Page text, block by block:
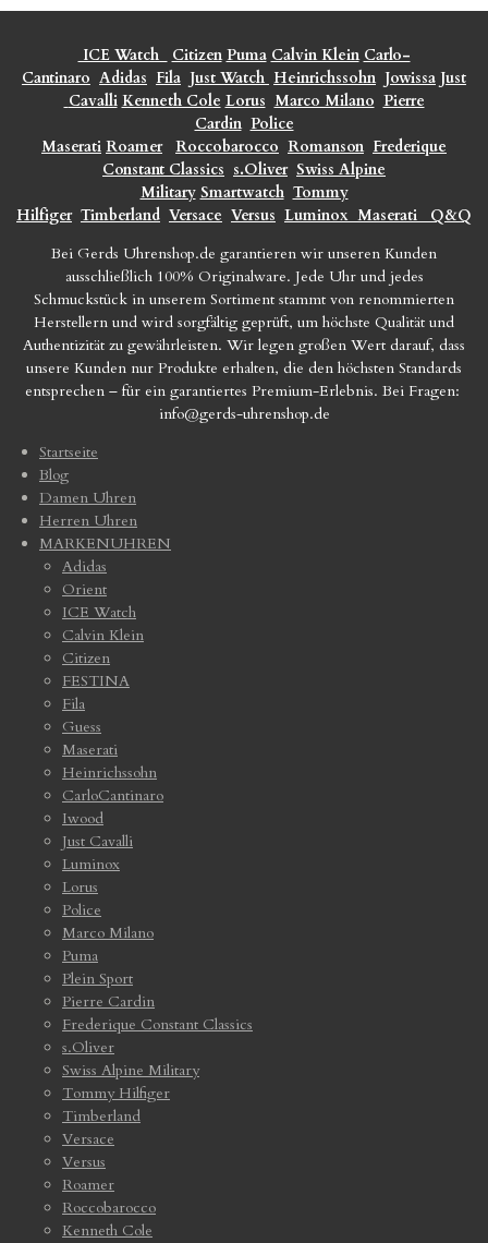
ICE Watch Citizen Puma Calvin Klein Carlo-
Cantinaro Adidas Fila Just Watch Heinrichssohn Jowissa Just
Cavalli Kenneth Cole Lorus Marco Milano Pierre
Cardin Police
Maserati Roamer Roccobarocco Romanson Frederique
Constant Classics s.Oliver Swiss Alpine
Military Smartwatch Tommy
Hilfiger Timberland Versace Versus Luminox Maserati
Q&Q
Bei Gerds Uhrenshop.de garantieren wir unseren Kunden
ausschließlich 100% Originalware. Jede Uhr und jedes
Schmuckstück in unserem Sortiment stammt von renommierten
Herstellern und wird sorgfältig geprüft, um höchste Qualität und
Authentizität zu gewährleisten. Wir legen großen Wert darauf, dass
unsere Kunden nur Produkte erhalten, die den höchsten Standards
entsprechen – für ein garantiertes Premium-Erlebnis. Bei Fragen:
info@gerds-uhrenshop.de
Startseite
Blog
Damen Uhren
Herren Uhren
MARKENUHREN
Adidas
Orient
ICE Watch
Calvin Klein
Citizen
FESTINA
Fila
Guess
Maserati
Heinrichssohn
CarloCantinaro
Iwood
Just Cavalli
Luminox
Lorus
Police
Marco Milano
Puma
Plein Sport
Pierre Cardin
Frederique Constant Classics
s.Oliver
Swiss Alpine Military
Tommy Hilfiger
Timberland
Versace
Versus
Roamer
Roccobarocco
Kenneth Cole